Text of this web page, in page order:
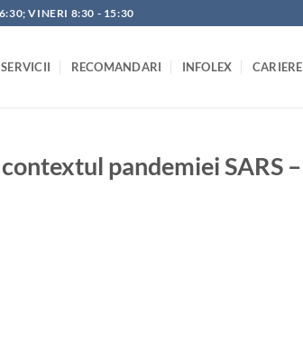
VINERI 8:30 - 15:30
SERVICII RECOMANDARI INFOLEX CARIERE
pandemiei SARS –